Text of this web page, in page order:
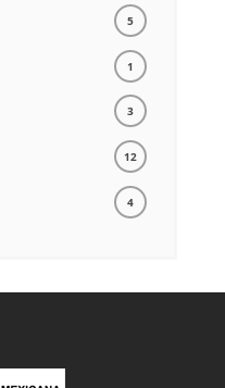
5
1
3
12
4